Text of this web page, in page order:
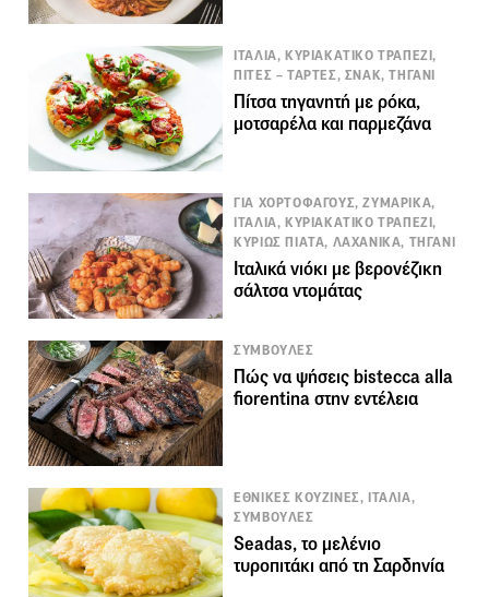
ΙΤΑΛΙΑ, ΚΥΡΙΑΚΑΤΙΚΟ ΤΡΑΠΕΖΙ,
ΠΙΤΕΣ – ΤΑΡΤΕΣ, ΣΝΑΚ, ΤΗΓΑΝΙ
Πίτσα τηγανητή με ρόκα,
μοτσαρέλα και παρμεζάνα
ΓΙΑ ΧΟΡΤΟΦΑΓΟΥΣ, ΖΥΜΑΡΙΚΑ,
ΙΤΑΛΙΑ, ΚΥΡΙΑΚΑΤΙΚΟ ΤΡΑΠΕΖΙ,
ΚΥΡΙΩΣ ΠΙΑΤΑ, ΛΑΧΑΝΙΚΑ, ΤΗΓΑΝΙ
Ιταλικά νιόκι με βερονέζικη
σάλτσα ντομάτας
ΣΥΜΒΟΥΛΕΣ
Πώς να ψήσεις bistecca alla
fiorentina στην εντέλεια
ΕΘΝΙΚΕΣ ΚΟΥΖΙΝΕΣ, ΙΤΑΛΙΑ,
ΣΥΜΒΟΥΛΕΣ
Seadas, το μελένιο
τυροπιτάκι από τη Σαρδηνία